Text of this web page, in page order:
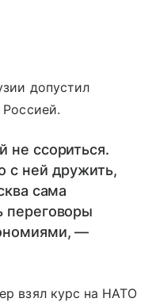
допустил
не ссориться.
с ней дружить,
сама
переговоры
—
взял курс на НАТО